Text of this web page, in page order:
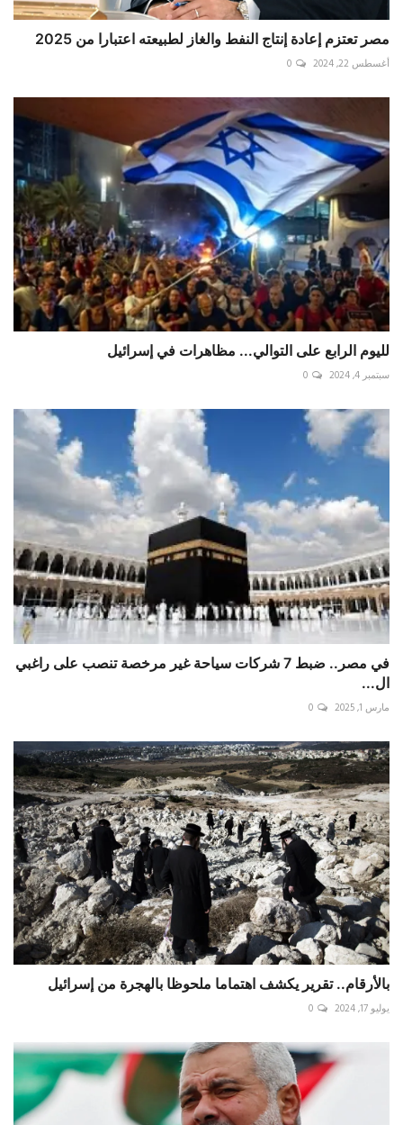
مصر تعتزم إعادة إنتاج النفط والغاز لطبيعته اعتبارا من 2025
أغسطس 22, 2024 0
لليوم الرابع على التوالي... مظاهرات في إسرائيل
سبتمبر 4, 2024 0
‎في مصر.. ضبط 7 شركات سياحة غير مرخصة تنصب على راغبي
ال...
مارس 1, 2025 0
بالأرقام.. تقرير يكشف اهتماما ملحوظا بالهجرة من إسرائيل
يوليو 17, 2024 0